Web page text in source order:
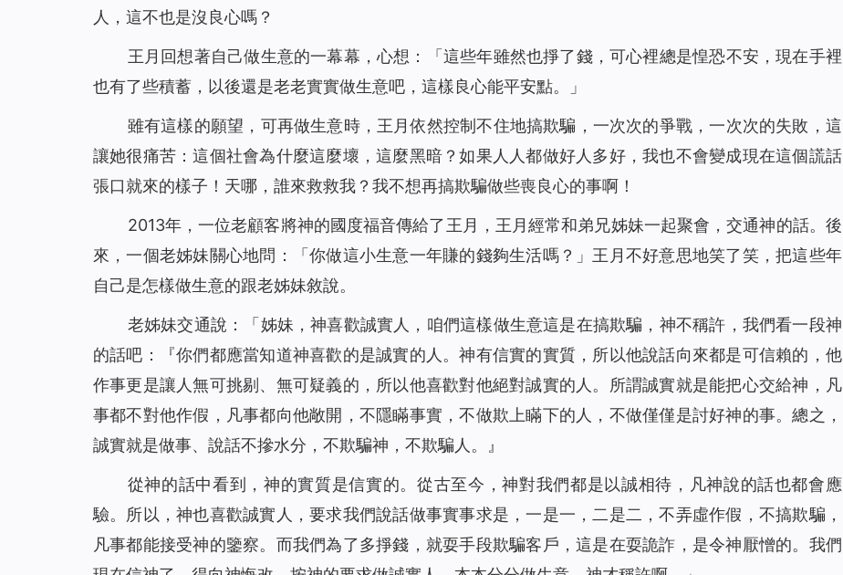
人，這不也是沒良心嗎？
王月回想著自己做生意的一幕幕，心想：「這些年雖然也掙了錢，可心裡總是惶恐不安，現在手裡
也有了些積蓄，以後還是老老實實做生意吧，這樣良心能平安點。」
雖有這樣的願望，可再做生意時，王月依然控制不住地搞欺騙，一次次的爭戰，一次次的失敗，這
讓她很痛苦：這個社會為什麼這麼壞，這麼黑暗？如果人人都做好人多好，我也不會變成現在這個謊話
張口就來的樣子！天哪，誰來救救我？我不想再搞欺騙做些喪良心的事啊！
2013年，一位老顧客將神的國度福音傳給了王月，王月經常和弟兄姊妹一起聚會，交通神的話。後
來，一個老姊妹關心地問：「你做這小生意一年賺的錢夠生活嗎？」王月不好意思地笑了笑，把這些年
自己是怎樣做生意的跟老姊妹敘說。
老姊妹交通說：「姊妹，神喜歡誠實人，咱們這樣做生意這是在搞欺騙，神不稱許，我們看一段神
的話吧：『你們都應當知道神喜歡的是誠實的人。神有信實的實質，所以他說話向來都是可信賴的，他
作事更是讓人無可挑剔、無可疑義的，所以他喜歡對他絕對誠實的人。所謂誠實就是能把心交給神，凡
事都不對他作假，凡事都向他敞開，不隱瞞事實，不做欺上瞞下的人，不做僅僅是討好神的事。總之，
誠實就是做事、說話不摻水分，不欺騙神，不欺騙人。
』
從神的話中看到，神的實質是信實的。從古至今，神對我們都是以誠相待，凡神說的話也都會應
驗。所以，神也喜歡誠實人，要求我們說話做事實事求是，一是一，二是二，不弄虛作假，不搞欺騙，
凡事都能接受神的鑒察。而我們為了多掙錢，就耍手段欺騙客戶，這是在耍詭詐，是令神厭憎的。我們